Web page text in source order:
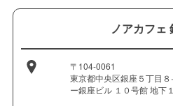
ノアカフェ
〒104-0061
東京都中央区銀座５丁目８
ー銀座ビル １０号館 地下